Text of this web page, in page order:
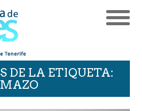
DE LA ETIQUETA: